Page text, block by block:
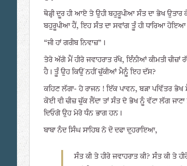
ਥੋੜ੍ਹੀ ਦੂਰ ਹੀ ਆਏ ਤੇ ਉਹੀ ਬਹੁਰੂਪੀਆ ਸੰਤ ਦਾ ਭੇਖ ਉਤਾਰ
ਬਹੁਰੂਪੀਆ ਹੈਂ, ਇਹ ਸੰਤ ਦਾ ਸਵਾਂਗ ਤੂੰ ਹੀ ਧਾਰਿਆ ਹੋਇਆ
“ਜੀ ਹਾਂ ਗਰੀਬ ਨਿਵਾਜ਼”।
ਤੇਰੇ ਅੱਗੇ ਮੈਂ ਹੀਰੇ ਜਵਾਹਰਾਤ ਰੱਖੇ, ਇੰਨੀਆਂ ਕੀਮਤੀ ਚੀਜ਼ਾਂ
ਹੈ। ਤੂੰ ਉਹ ਕਿਉਂ ਨਹੀਂ ਚੁੱਕੀਆਂ ਮੈਨੂੰ ਇਹ ਦੱਸ?
ਕਹਿਣ ਲੱਗਾ- ਹੇ ਰਾਜਨ ! ਇੱਕ ਪਾਵਨ, ਬੜਾ ਪਵਿੱਤਰ
ਕੋਈ ਵੀ ਚੀਜ਼ ਚੁੱਕ ਲੈਂਦਾ ਤਾਂ ਸੰਤ ਦੇ ਭੇਖ ਨੂੰ ਵੱਟਾ ਲੱਗ ਜਾਣਾ
ਦਿਓਗੇ ਉਹ ਮੇਰੇ ਧੰਨ ਭਾਗ ਹਨ।
ਬਾਬਾ ਨੰਦ ਸਿੰਘ ਸਾਹਿਬ ਨੇ ਦੋ ਦਫਾ ਦੁਹਰਾਇਆ,
ਸੰਤ ਕੀ ਤੇ ਹੀਰੇ ਜਵਾਹਰਾਤ ਕੀ? ਸੰਤ ਕੀ ਤੇ